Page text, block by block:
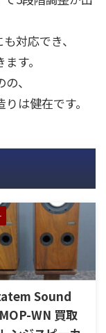
対応でき、
す。
、
は健在です。
Sound
WN 買取